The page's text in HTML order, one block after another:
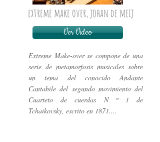
extreme make over, johan de meij
Ver Video
Extreme Make-over se compone de una
serie de metamorfosis musicales sobre
un tema del conocido Andante
Cantabile del segundo movimiento del
Cuarteto de cuerdas N º 1 de
Tchaikovsky, escrito en 1871....